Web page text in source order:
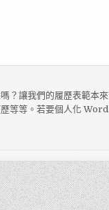
？讓我們的履歷表範本
等等。若要個人化